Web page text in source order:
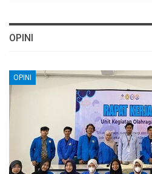
OPINI
OPINI